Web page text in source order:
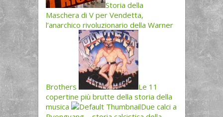
Storia della
Maschera di V per Vendetta,
l’anarchico rivoluzionario della Warner
Brothers
Le 11
copertine più brutte della storia della
musica
Due calci a